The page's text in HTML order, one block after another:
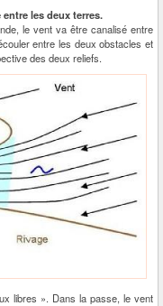
les deux terres.
le vent va être canalisé entre
entre les deux obstacles et
des deux reliefs.
libres ». Dans la passe, le vent